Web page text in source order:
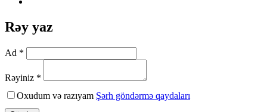
Rəy yaz
Ad *
Rəyiniz *
Oxudum və razıyam Şərh göndərmə qaydaları